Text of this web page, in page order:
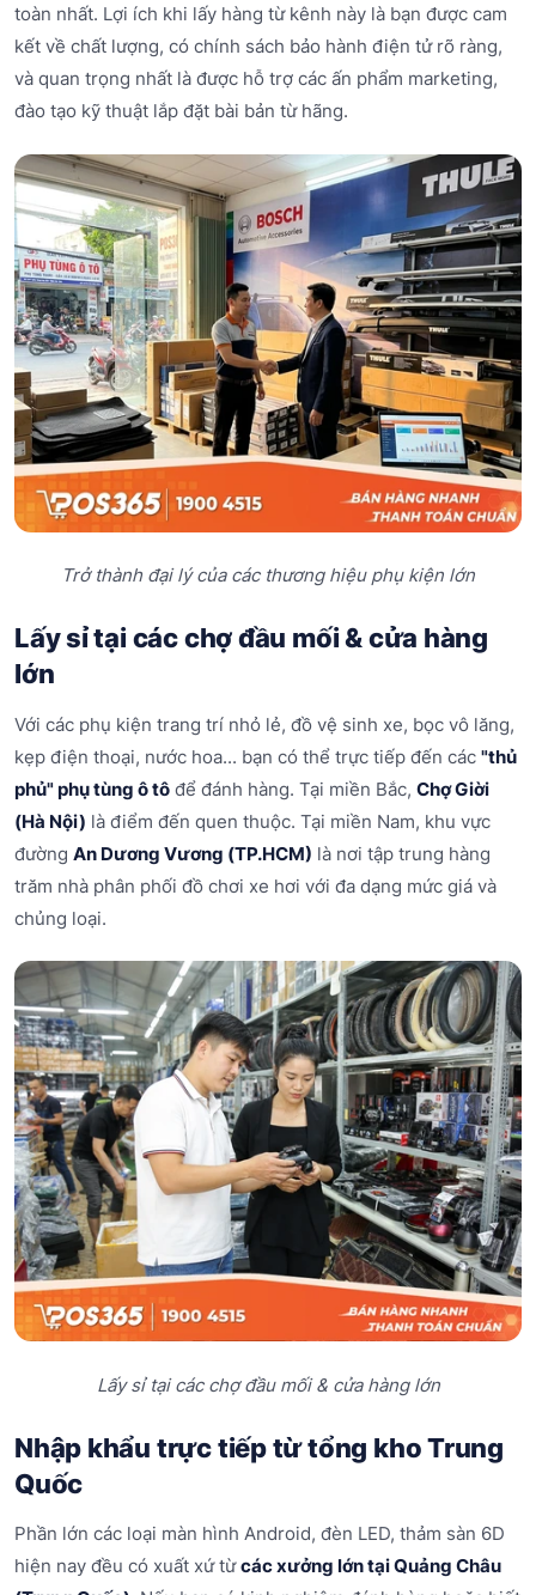
toàn nhất. Lợi ích khi lấy hàng từ kênh này là bạn được cam
kết về chất lượng, có chính sách bảo hành điện tử rõ ràng,
và quan trọng nhất là được hỗ trợ các ấn phẩm marketing,
đào tạo kỹ thuật lắp đặt bài bản từ hãng.
Trở thành đại lý của các thương hiệu phụ kiện lớn
Lấy sỉ tại các chợ đầu mối & cửa hàng
lớn
Với các phụ kiện trang trí nhỏ lẻ, đồ vệ sinh xe, bọc vô lăng,
kẹp điện thoại, nước hoa... bạn có thể trực tiếp đến các "thủ
phủ" phụ tùng ô tô để đánh hàng. Tại miền Bắc, Chợ Giời
(Hà Nội) là điểm đến quen thuộc. Tại miền Nam, khu vực
đường An Dương Vương (TP.HCM) là nơi tập trung hàng
trăm nhà phân phối đồ chơi xe hơi với đa dạng mức giá và
chủng loại.
Lấy sỉ tại các chợ đầu mối & cửa hàng lớn
Nhập khẩu trực tiếp từ tổng kho Trung
Quốc
Phần lớn các loại màn hình Android, đèn LED, thảm sàn 6D
hiện nay đều có xuất xứ từcác xưởng lớn tại Quảng Châu